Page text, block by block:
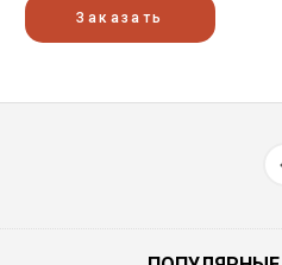
Заказать